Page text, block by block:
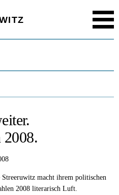
2008.
macht ihrem politischen
2008 literarisch Luft.